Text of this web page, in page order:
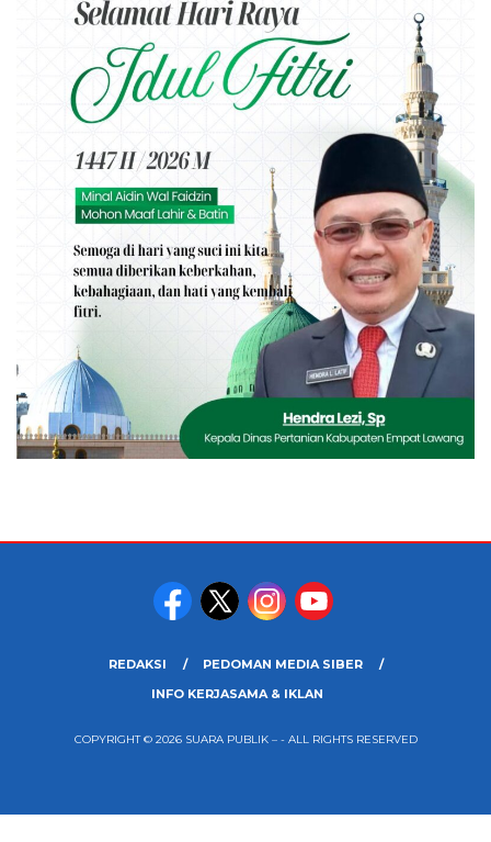
REDAKSI
PEDOMAN MEDIA SIBER
INFO KERJASAMA & IKLAN
COPYRIGHT © 2026 SUARA PUBLIK – - ALL RIGHTS RESERVED